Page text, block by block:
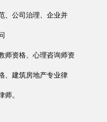
、公司治理、企业并
师资格、心理咨询师资
、建筑房地产专业律
师。